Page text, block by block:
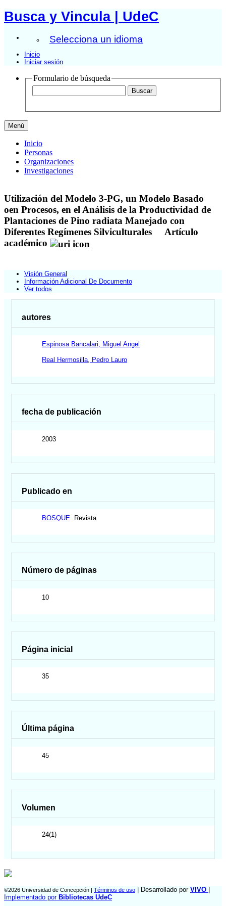
Busca y Vincula | UdeC
Selecciona un idioma
Inicio
Iniciar sesión
Formulario de búsqueda
Menú
Inicio
Personas
Organizaciones
Investigaciones
Utilización del Modelo 3-PG, un Modelo Basado
oen Procesos, en el Análisis de la Productividad de
Plantaciones de Pino radiata Manejado con
Diferentes Regímenes Silviculturales
Artículo
académico
Visión General
Información Adicional De Documento
Ver todos
autores
Espinosa Bancalari, Miguel Angel
Real Hermosilla, Pedro Lauro
fecha de publicación
2003
Publicado en
BOSQUE Revista
Número de páginas
10
Página inicial
35
Última página
45
Volumen
24(1)
©2026 Universidad de Concepción | Términos de uso | Desarrollado por VIVO
Implementado por Bibliotecas UdeC